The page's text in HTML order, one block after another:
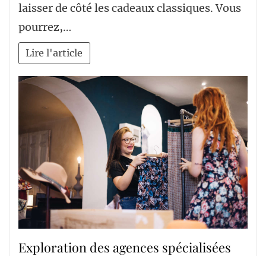
laisser de côté les cadeaux classiques. Vous
pourrez,…
Lire l'article
Exploration des agences spécialisées